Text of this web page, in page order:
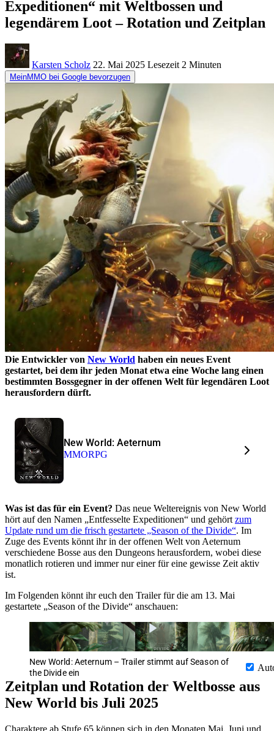
Expeditionen“ mit Weltbossen und
legendärem Loot – Rotation und Zeitplan
Karsten Scholz 22. Mai 2025 Lesezeit 2 Minuten
MeinMMO bei Google bevorzugen
Die Entwickler von New World haben ein neues Event
gestartet, bei dem ihr jeden Monat etwa eine Woche lang einen
bestimmten Bossgegner in der offenen Welt für legendären Loot
herausfordern dürft.
New World: Aeternum
MMORPG
Was ist das für ein Event? Das neue Weltereignis von New World
hört auf den Namen „Entfesselte Expeditionen“ und gehört zum
Update rund um die frisch gestartete „Season of the Divide“. Im
Zuge des Events könnt ihr in der offenen Welt von Aeternum
verschiedene Bosse aus den Dungeons herausfordern, wobei diese
monatlich rotieren und immer nur einer für eine gewisse Zeit aktiv
ist.
Im Folgenden könnt ihr euch den Trailer für die am 13. Mai
gestartete „Season of the Divide“ anschauen:
New World: Aeternum – Trailer stimmt auf Season of
the Divide ein
Zeitplan und Rotation der Weltbosse aus
New World bis Juli 2025
Charaktere ab Stufe 65 können sich in den Monaten Mai, Juni und